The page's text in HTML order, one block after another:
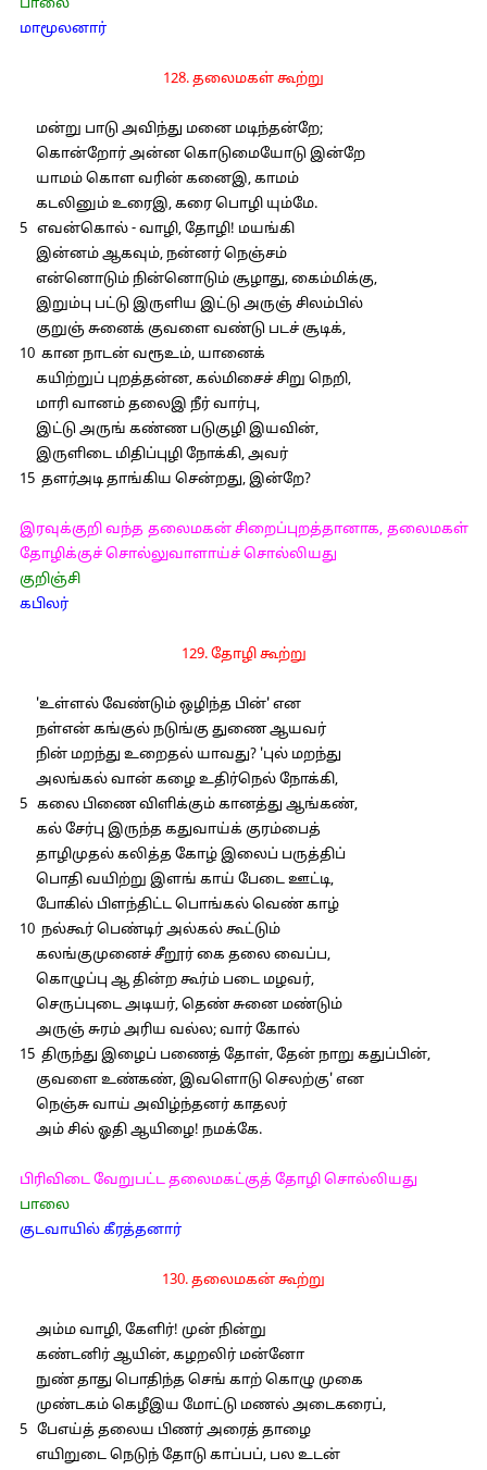
பாலை
மாமூலனார்
128. தலைமகள் கூற்று
மன்று பாடு அவிந்து மனை மடிந்தன்றே;
கொன்றோர் அன்ன கொடுமையோடு இன்றே
யாமம் கொள வரின் கனைஇ, காமம்
கடலினும் உரைஇ, கரை பொழி யும்மே.
5 எவன்கொல் - வாழி, தோழி! மயங்கி
இன்னம் ஆகவும், நன்னர் நெஞ்சம்
என்னொடும் நின்னொடும் சூழாது, கைம்மிக்கு,
இறும்பு பட்டு இருளிய இட்டு அருஞ் சிலம்பில்
குறுஞ் சுனைக் குவளை வண்டு படச் சூடிக்,
10 கான நாடன் வரூஉம், யானைக்
கயிற்றுப் புறத்தன்ன, கல்மிசைச் சிறு நெறி,
மாரி வானம் தலைஇ நீர் வார்பு,
இட்டு அருங் கண்ண படுகுழி இயவின்,
இருளிடை மிதிப்புழி நோக்கி, அவர்
15 தளர்அடி தாங்கிய சென்றது, இன்றே?
இரவுக்குறி வந்த தலைமகன் சிறைப்புறத்தானாக, தலைமகள்
தோழிக்குச் சொல்லுவாளாய்ச் சொல்லியது
குறிஞ்சி
கபிலர்
129. தோழி கூற்று
'உள்ளல் வேண்டும் ஒழிந்த பின்' என
நள்என் கங்குல் நடுங்கு துணை ஆயவர்
நின் மறந்து உறைதல் யாவது? 'புல் மறந்து
அலங்கல் வான் கழை உதிர்நெல் நோக்கி,
5 கலை பிணை விளிக்கும் கானத்து ஆங்கண்,
கல் சேர்பு இருந்த கதுவாய்க் குரம்பைத்
தாழிமுதல் கலித்த கோழ் இலைப் பருத்திப்
பொதி வயிற்று இளங் காய் பேடை ஊட்டி,
போகில் பிளந்திட்ட பொங்கல் வெண் காழ்
10 நல்கூர் பெண்டிர் அல்கல் கூட்டும்
கலங்குமுனைச் சீறூர் கை தலை வைப்ப,
கொழுப்பு ஆ தின்ற கூர்ம் படை மழவர்,
செருப்புடை அடியர், தெண் சுனை மண்டும்
அருஞ் சுரம் அரிய வல்ல; வார் கோல்
15 திருந்து இழைப் பணைத் தோள், தேன் நாறு கதுப்பின்,
குவளை உண்கண், இவளொடு செலற்கு' என
நெஞ்சு வாய் அவிழ்ந்தனர் காதலர்
அம் சில் ஓதி ஆயிழை! நமக்கே.
பிரிவிடை வேறுபட்ட தலைமகட்குத் தோழி சொல்லியது
பாலை
குடவாயில் கீரத்தனார்
130. தலைமகன் கூற்று
அம்ம வாழி, கேளிர்! முன் நின்று
கண்டனிர் ஆயின், கழறலிர் மன்னோ
நுண் தாது பொதிந்த செங் காற் கொழு முகை
முண்டகம் கெழீஇய மோட்டு மணல் அடைகரைப்,
5 பேஎய்த் தலைய பிணர் அரைத் தாழை
எயிறுடை நெடுந் தோடு காப்பப், பல உடன்